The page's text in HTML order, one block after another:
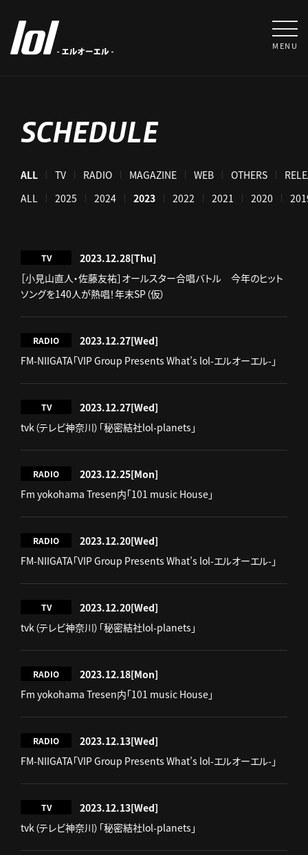
MENU
SCHEDULE
ALL TV RADIO MAGAZINE WEB OTHERS
ALL
2025 2024 2023 2022 2021 2020
TV 2023.12.28[Thu]
［小見山直人・佐藤友祐］オールスター合唱バトル 今年のヒット
ソングを140人が熱唱！年末SP（仮）
RADIO 2023.12.27[Wed]
FM-NIIGATA「VIP Group Presents What’s lol-エルオーエル-」
TV 2023.12.27[Wed]
tvk（テレビ神奈川）「秘密結社lol-planets」
RADIO 2023.12.25[Mon]
Fm yokohama Tresen内「101 music House」
RADIO 2023.12.20[Wed]
FM-NIIGATA「VIP Group Presents What’s lol-エルオーエル-」
TV 2023.12.20[Wed]
tvk（テレビ神奈川）「秘密結社lol-planets」
RADIO 2023.12.18[Mon]
Fm yokohama Tresen内「101 music House」
RADIO 2023.12.13[Wed]
FM-NIIGATA「VIP Group Presents What’s lol-エルオーエル-」
TV 2023.12.13[Wed]
tvk（テレビ神奈川）「秘密結社lol-planets」